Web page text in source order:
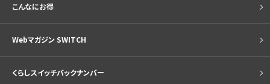
こんなにお得
Webマガジン SWITCH
くらしスイッチバックナンバー